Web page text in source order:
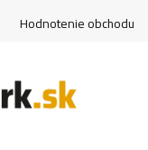
Hodnotenie obchodu